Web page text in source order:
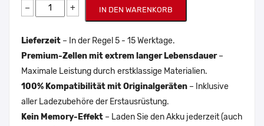
− + IN DEN WARENKORB
Lieferzeit – In der Regel 5 - 15 Werktage.
Premium-Zellen mit extrem langer Lebensdauer–
Maximale Leistung durch erstklassige Materialien.
100% Kompatibilität mit Originalgeräten – Inklusive
aller Ladezubehöre der Erstausrüstung.
Kein Memory-Effekt – Laden Sie den Akku jederzeit (auch